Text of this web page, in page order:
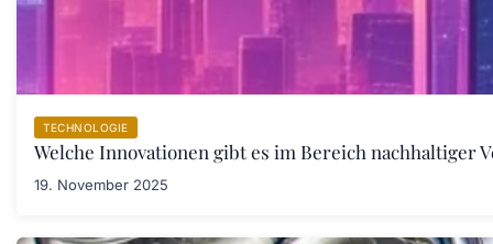
TECHNOLOGIE
Welche Innovationen gibt es im Bereich nachhaltiger
19. November 2025